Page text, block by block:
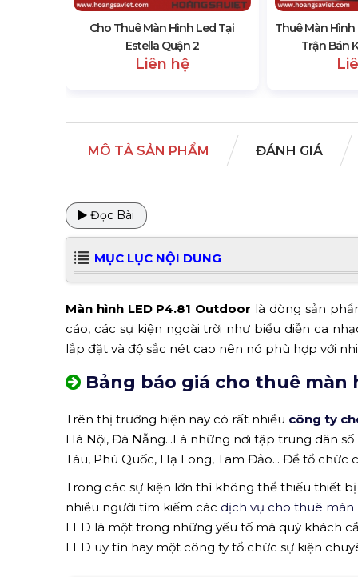
Cho Thuê Màn Hình Led Tại
Estella Quận 2
Liên hệ
Thuê Màn
Trận Bán
MÔ TẢ SẢN PHẨM ĐÁNH GIÁ
Đọc Bài
MỤC LỤC NỘI DUNG
Màn hình LED P4.81 Outdoor là dòng sản
cáo, các sự kiện ngoài trời như biểu diễn ca
lắp đặt và độ sắc nét cao nên nó phù hợp với
Bảng báo giá cho thuê màn
Trên thị trường hiện nay có rất nhiều công ty
Hà Nội, Đà Nẵng...Là những nơi tập trung dân
Tàu, Phú Quốc, Hạ Long, Tam Đảo... Để tổ chức
Trong các sự kiện lớn thì không thể thiếu thiết bị
nhiều người tìm kiếm các dịch vụ cho thuê màn
LED là một trong những yếu tố mà quý khách
LED uy tín hay một công ty tổ chức sự kiện